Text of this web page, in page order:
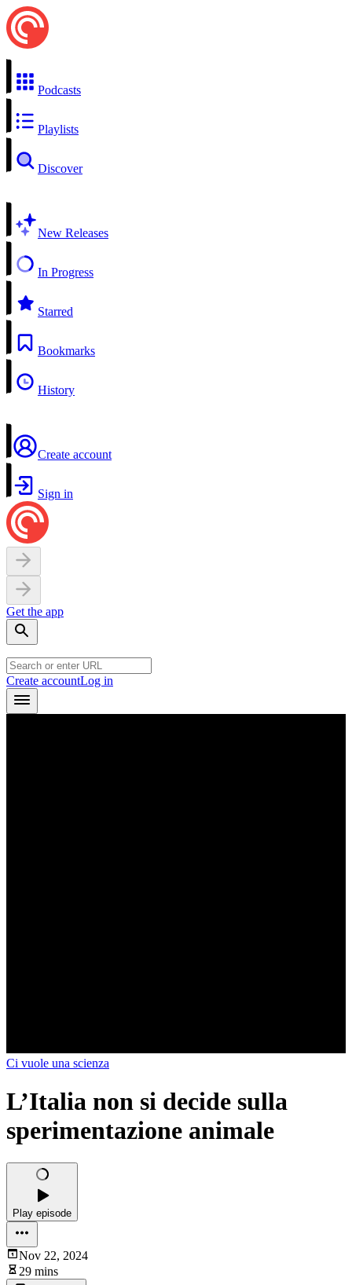
Podcasts
Playlists
Discover
New Releases
In Progress
Starred
Bookmarks
History
Create account
Sign in
Get the app
Create accountLog in
Ci vuole una scienza
L’Italia non si decide sulla
sperimentazione animale
Play episode
Nov 22, 2024
29 mins